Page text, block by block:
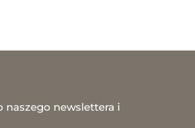
naszego newslettera i